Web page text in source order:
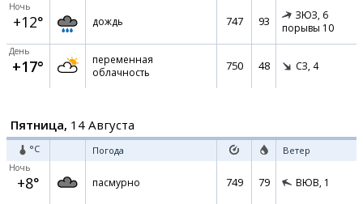
Ночь
+12° дождь 747 93 ЗЮЗ, 6
порывы 10
День
+17°
переменная
облачность
750 48 СЗ, 4
Пятница, 14 Августа
°C Погода Ветер
Ночь
+8° пасмурно 749 79 ВЮВ, 1